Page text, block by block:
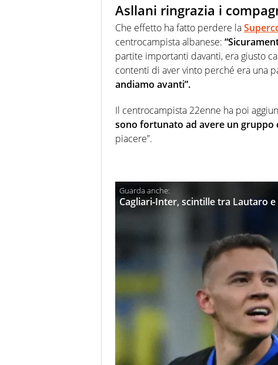
Asllani ringrazia i
Che effetto ha fatto perdere la
centrocampista albanese:
partite importanti davanti, era giusto
contenti di aver vinto perché era una
andiamo avanti”.
Il centrocampista 22enne ha poi
sono fortunato ad avere un gruppo
piacere”.
Cagliari-Inter, scintille tra Lautaro